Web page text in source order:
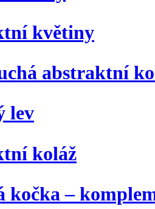
květiny
abstraktní
lev
koláž
kočka –